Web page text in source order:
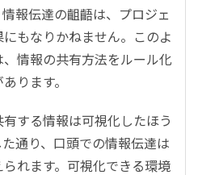
報伝達の齟齬は、プロジェ
もなりかねません。このよ
情報の共有方法をルール化
ります。
する情報は可視化したほう
通り、口頭での情報伝達は
れます。可視化できる環境